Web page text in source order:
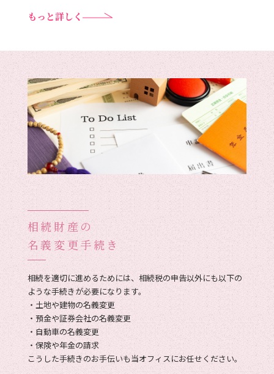
もっと詳しく
相続財産の
名義変更手続き
相続を適切に進めるためには、相続税の申告以外にも以下の
ような手続きが必要になります。
・土地や建物の名義変更
・預金や証券会社の名義変更
・自動車の名義変更
・保険や年金の請求
こうした手続きのお手伝いも当オフィスにお任せください。